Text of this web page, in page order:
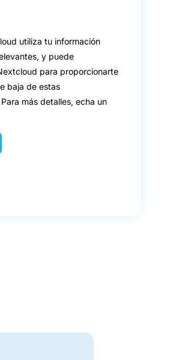
utiliza tu información
y puede
para proporcionarte
baja de estas
más detalles, echa un